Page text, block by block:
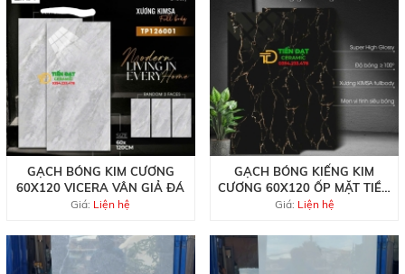
GẠCH BÓNG KIM CƯƠNG
60X120 VICERA VÂN GIẢ ĐÁ
Giá: Liện hệ
GẠCH BÓNG KIẾNG KIM
CƯƠNG 60X120 ỐP MẶT TIỀN
ĐEN VÀNG
Giá: Liện hệ